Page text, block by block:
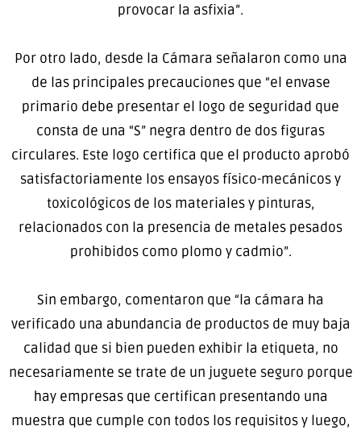
provocar la asfixia”.
Por otro lado, desde la Cámara señalaron como una
de las principales precauciones que “el envase
primario debe presentar el logo de seguridad que
consta de una “S” negra dentro de dos figuras
circulares. Este logo certifica que el producto aprobó
satisfactoriamente los ensayos físico-mecánicos y
toxicológicos de los materiales y pinturas,
relacionados con la presencia de metales pesados
prohibidos como plomo y cadmio”.
Sin embargo, comentaron que “la cámara ha
verificado una abundancia de productos de muy baja
calidad que si bien pueden exhibir la etiqueta, no
necesariamente se trate de un juguete seguro porque
hay empresas que certifican presentando una
muestra que cumple con todos los requisitos y luego,